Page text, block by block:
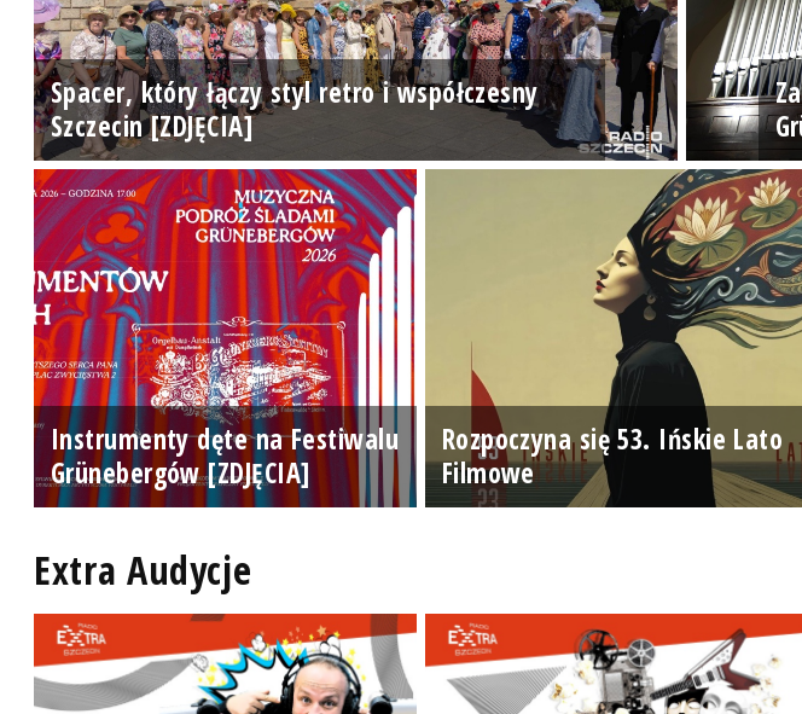
Spacer, który łączy styl retro i współczesny
Szczecin [ZDJĘCIA]
Instrumenty dęte na Festiwalu
Grünebergów [ZDJĘCIA]
Rozpoczyna się 53. Ińskie Lato
Filmowe
Extra Audycje